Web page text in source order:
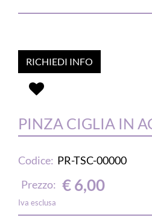
RICHIEDI INFO
PINZA CIGLIA IN
Codice: PR-TSC-00000
Prezzo: € 6,00
Iva esclusa